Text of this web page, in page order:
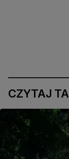
CZYTAJ